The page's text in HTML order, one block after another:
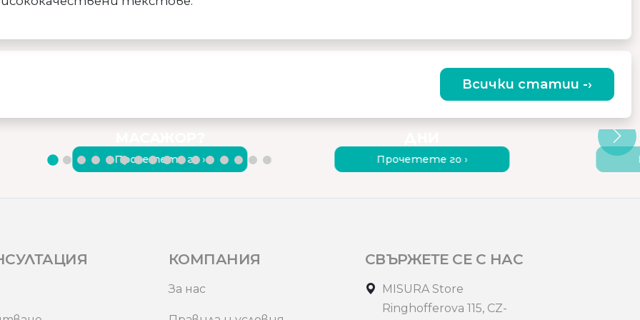
Всички статии -›
КАЧЕСТВЕН ВИБРИРАЩ
Прочетете го ›
ИСТОРИЯ НА МОНИТОРИТЕ
ОТ НАЧАЛОТО ДО НАШИ
Прочетете го ›
КАК
КОМПАНИЯ
За нас
СВЪРЖЕТЕ СЕ С НАС
MISURA Store
Ringhofferova 115, CZ-